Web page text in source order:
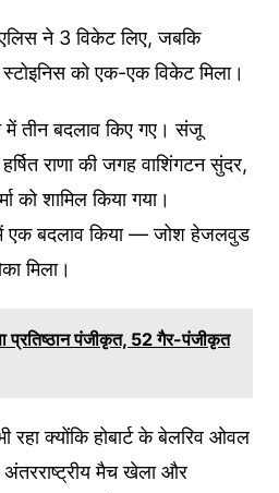
ने 3 विकेट लिए, जबकि
को एक-एक विकेट मिला।
में तीन बदलाव किए गए। संजू
राणा की जगह वाशिंगटन सुंदर,
को शामिल किया गया।
एक बदलाव किया — जोश हेजलवुड
मिला।
प्रतिष्ठान पंजीकृत, 52 गैर-पंजीकृत
रहा क्योंकि होबार्ट के बेलरिव ओवल
अंतरराष्ट्रीय मैच खेला और